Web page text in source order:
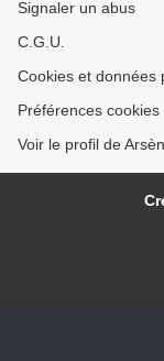
Signaler un abus
C.G.U.
Cookies et données
Préférences cookies
Voir le profil de